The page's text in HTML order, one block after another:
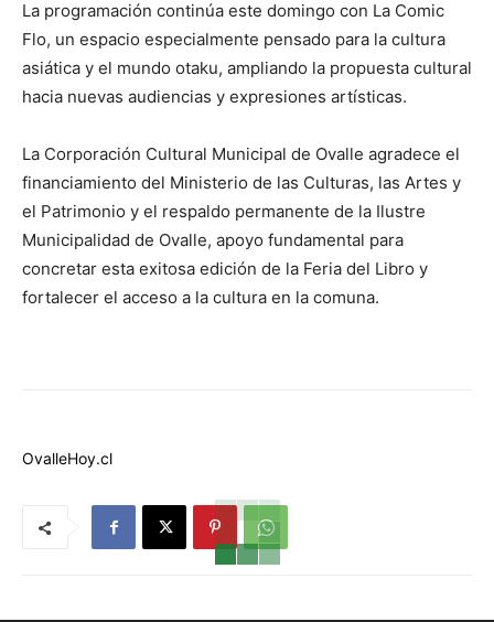
La programación continúa este domingo con La Comic
Flo, un espacio especialmente pensado para la cultura
asiática y el mundo otaku, ampliando la propuesta cultural
hacia nuevas audiencias y expresiones artísticas.
La Corporación Cultural Municipal de Ovalle agradece el
financiamiento del Ministerio de las Culturas, las Artes y
el Patrimonio y el respaldo permanente de la Ilustre
Municipalidad de Ovalle, apoyo fundamental para
concretar esta exitosa edición de la Feria del Libro y
fortalecer el acceso a la cultura en la comuna.
OvalleHoy.cl